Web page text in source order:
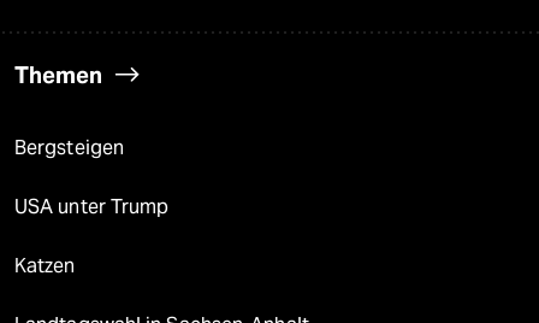
Themen
Bergsteigen
USA unter Trump
Katzen